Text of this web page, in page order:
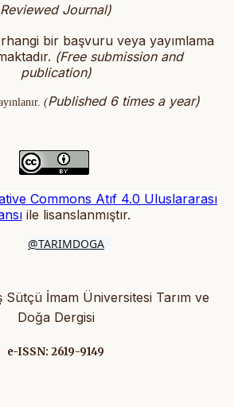
Reviewed Journal)
bir başvuru veya yayımlama
(Free submission and
publication)
(Published 6 times a year)
Commons Atıf 4.0 Uluslararası
ile lisanslanmıştır.
@TARIMDOGA
Sütçü İmam Üniversitesi Tarım ve
Doğa Dergisi
e-ISSN: 2619-9149